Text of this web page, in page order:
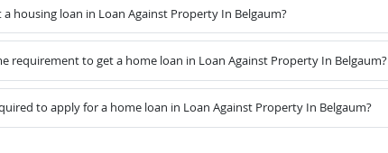
housing loan in Loan Against Property In Belgaum?
requirement to get a home loan in Loan Against Property In Belgaum?
to apply for a home loan in Loan Against Property In Belgaum?